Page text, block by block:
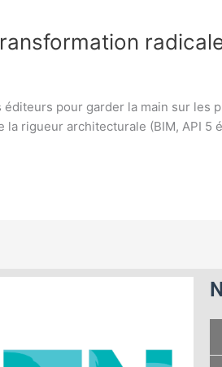
pour garder la main sur
rigueur architecturale (BIM, API